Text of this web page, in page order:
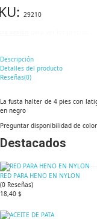
29210
Descripción
Detalles del producto
Reseñas(0)
La fusta halter de 4 pies con
en negro
Preguntar disponibilidad de
Destacados
RED PARA HENO EN NYLON
(0 Reseñas)
18,40 $